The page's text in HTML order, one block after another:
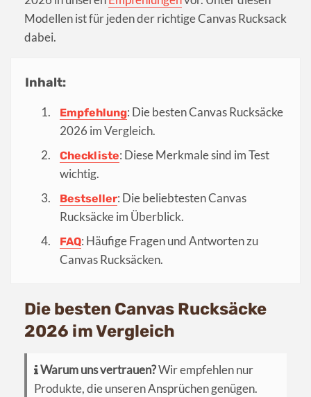
Modellen ist für jeden der richtige Canvas Rucksack
dabei.
Inhalt:
Empfehlung: Die besten Canvas Rucksäcke
2026 im Vergleich.
Checkliste: Diese Merkmale sind im Test
wichtig.
Bestseller: Die beliebtesten Canvas
Rucksäcke im Überblick.
FAQ: Häufige Fragen und Antworten zu
Canvas Rucksäcken.
Die besten Canvas Rucksäcke
2026 im Vergleich
Warum uns vertrauen?Wir empfehlen nur
Produkte, die unseren Ansprüchen genügen.